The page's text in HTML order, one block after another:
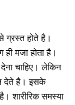
ग्रस्त होते है।
मजा होता है।
चाहिए। लेकिन
देते है। इसके
शारीरिक समस्या